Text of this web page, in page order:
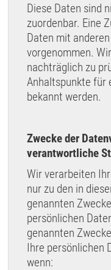
Diese Daten sind
zuordenbar. Eine
Daten mit
vorgenommen.
nachträglich zu
Anhaltspunkte für
bekannt werden.
Zwecke der
verantwortliche
Wir verarbeiten
nur zu den in
genannten
persönlichen
genannten
Ihre persönlichen
wenn: